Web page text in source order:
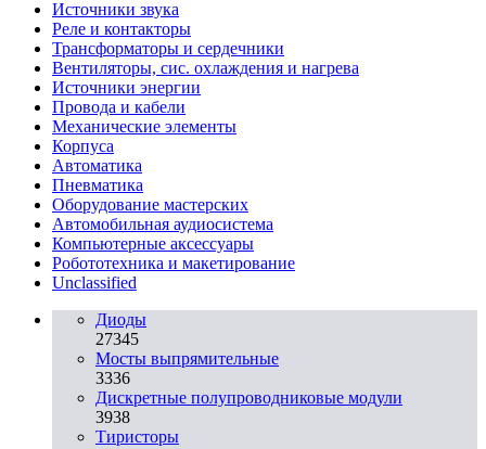
Источники звука
Реле и контакторы
Трансформаторы и сердечники
Вентиляторы, сис. охлаждения и нагрева
Источники энергии
Провода и кабели
Механические элементы
Корпуса
Автоматика
Пневматика
Оборудование мастерских
Автомобильная аудиосистема
Компьютерные аксессуары
Робототехника и макетирование
Unclassified
Диоды
27345
Мосты выпрямительные
3336
Дискретные полупроводниковые модули
3938
Тиристоры